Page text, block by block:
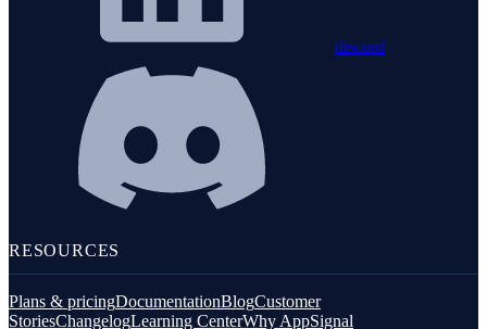
discord
RESOURCES
Plans & pricingDocumentationBlogCustomer
StoriesChangelogLearning CenterWhy AppSignal